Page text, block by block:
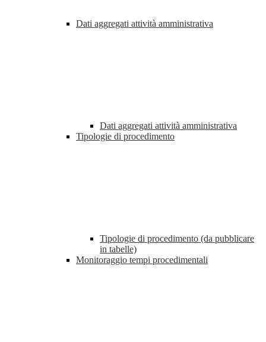
Dati aggregati attività amministrativa
Dati aggregati attività amministrativa
Tipologie di procedimento
Tipologie di procedimento (da pubblicare
in tabelle)
Monitoraggio tempi procedimentali